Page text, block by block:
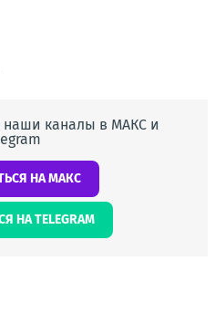
наши каналы в МАКС и
НА МАКС
НА TELEGRAM